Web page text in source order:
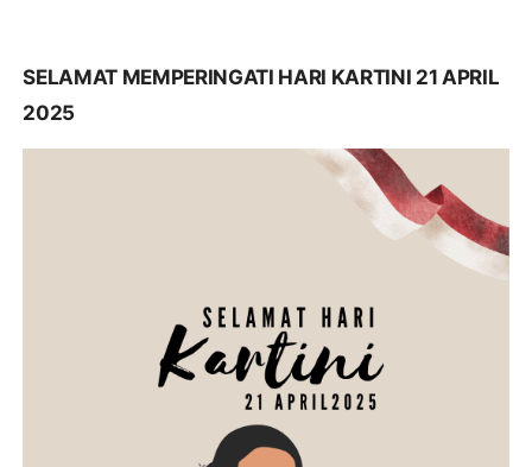
SELAMAT MEMPERINGATI HARI KARTINI 21 APRIL
2025